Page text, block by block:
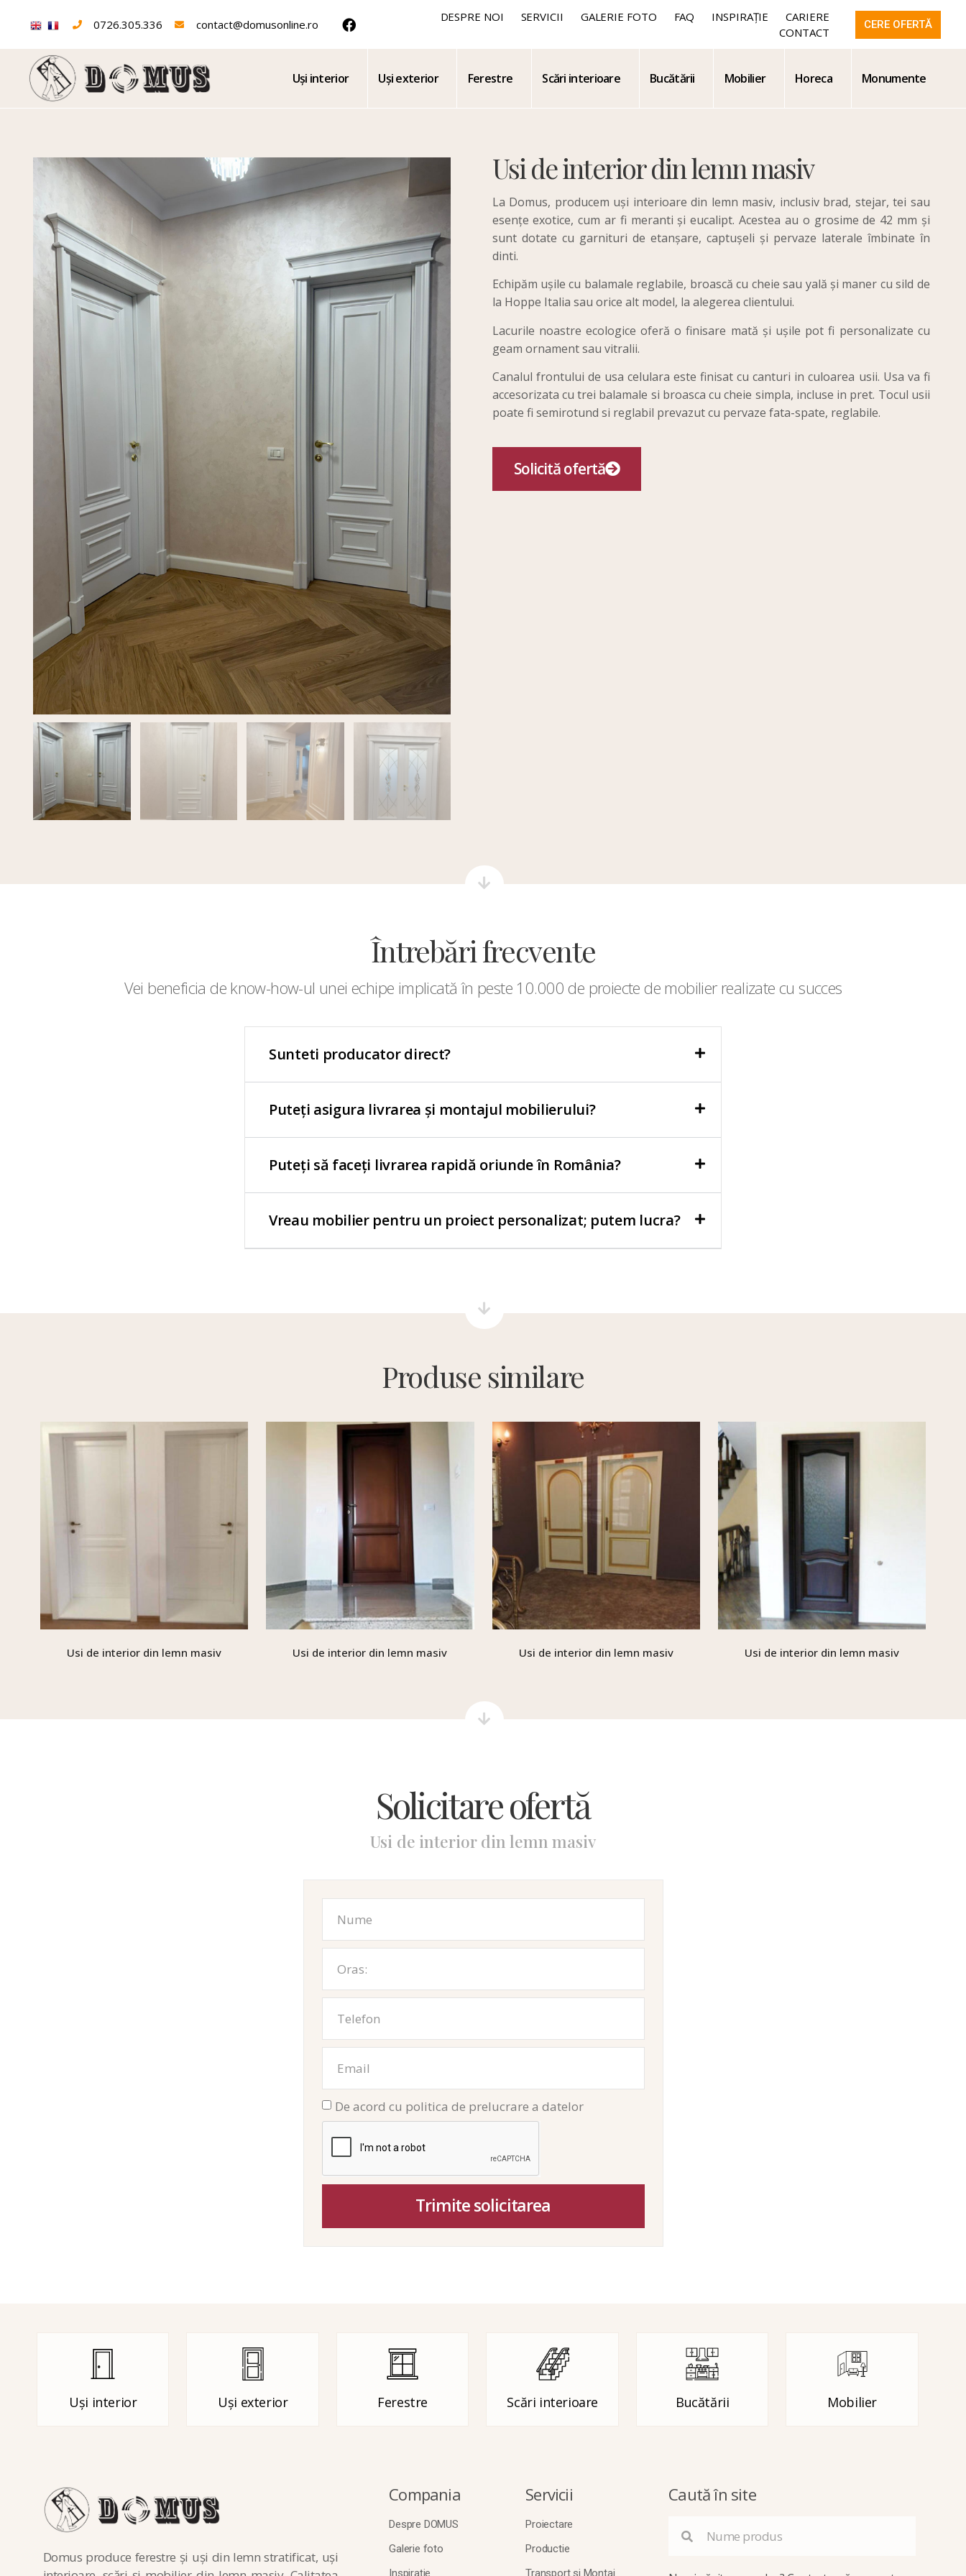
0726.305.336 contact@domusonline.ro
DESPRE NOI SERVICII GALERIE FOTO FAQ INSPIRAȚIE
CARIERE
CONTACT
CERE OFERTĂ
Uși interior Uși exterior Ferestre Scări interioare Bucătării Mobilier Horeca Monumente
Usi de interior din lemn masiv
La Domus, producem uși interioare din lemn masiv, inclusiv brad, stejar, tei sau
esențe exotice, cum ar fi meranti și eucalipt. Acestea au o grosime de 42 mm și
sunt dotate cu garnituri de etanșare, captușeli și pervaze laterale îmbinate în
dinti.
Echipăm ușile cu balamale reglabile, broască cu cheie sau yală și maner cu sild de
la Hoppe Italia sau orice alt model, la alegerea clientului.
Lacurile noastre ecologice oferă o finisare mată și ușile pot fi personalizate cu
geam ornament sau vitralii.
Canalul frontului de usa celulara este finisat cu canturi in culoarea usii. Usa va fi
accesorizata cu trei balamale si broasca cu cheie simpla, incluse in pret. Tocul usii
poate fi semirotund si reglabil prevazut cu pervaze fata-spate, reglabile.
Solicită ofertă
Întrebări frecvente
Vei beneficia de know-how-ul unei echipe implicată în peste 10.000 de proiecte de mobilier realizate cu succes
Sunteti producator direct?
Puteți asigura livrarea și montajul mobilierului?
Puteți să faceți livrarea rapidă oriunde în România?
Vreau mobilier pentru un proiect personalizat; putem lucra?
Produse similare
Usi de interior din lemn masiv Usi de interior din lemn masiv Usi de interior din lemn masiv Usi de interior din lemn masiv
Solicitare ofertă
Usi de interior din lemn masiv
De acord cu politica de prelucrare a datelor
Trimite solicitarea
Uși interior Uși exterior Ferestre Scări interioare Bucătării Mobilier
Domus produce ferestre și uși din lemn stratificat, uși
Compania
Despre DOMUS
Galerie foto
Inspirație
Servicii
Proiectare
Productie
Transport si Montaj
Caută în site